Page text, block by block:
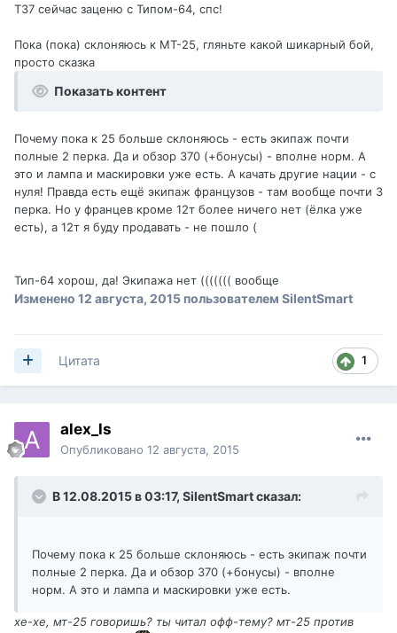
Т37 сейчас заценю с Типом-64, спс!
Пока (пока) склоняюсь к МТ-25, гляньте какой шикарный бой,
просто сказка
Показать контент
Почему пока к 25 больше склоняюсь - есть экипаж почти
полные 2 перка. Да и обзор 370 (+бонусы) - вполне норм. А
это и лампа и маскировки уже есть. А качать другие нации - с
нуля! Правда есть ещё экипаж французов - там вообще почти 3
перка. Но у францев кроме 12т более ничего нет (ёлка уже
есть), а 12т я буду продавать - не пошло (
Тип-64 хорош, да! Экипажа нет ((((((( вообще
Изменено 12 августа, 2015 пользователем SilentSmart
1
Цитата
alex_ls
Опубликовано 12 августа, 2015
В 12.08.2015 в 03:17, SilentSmartсказал:
Почему пока к 25 больше склоняюсь - есть экипаж почти
полные 2 перка. Да и обзор 370 (+бонусы) - вполне
норм. А это и лампа и маскировки уже есть.
хе-хе, мт-25 говоришь? ты читал офф-тему? мт-25 против